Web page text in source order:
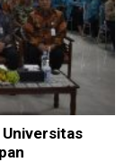
Universitas